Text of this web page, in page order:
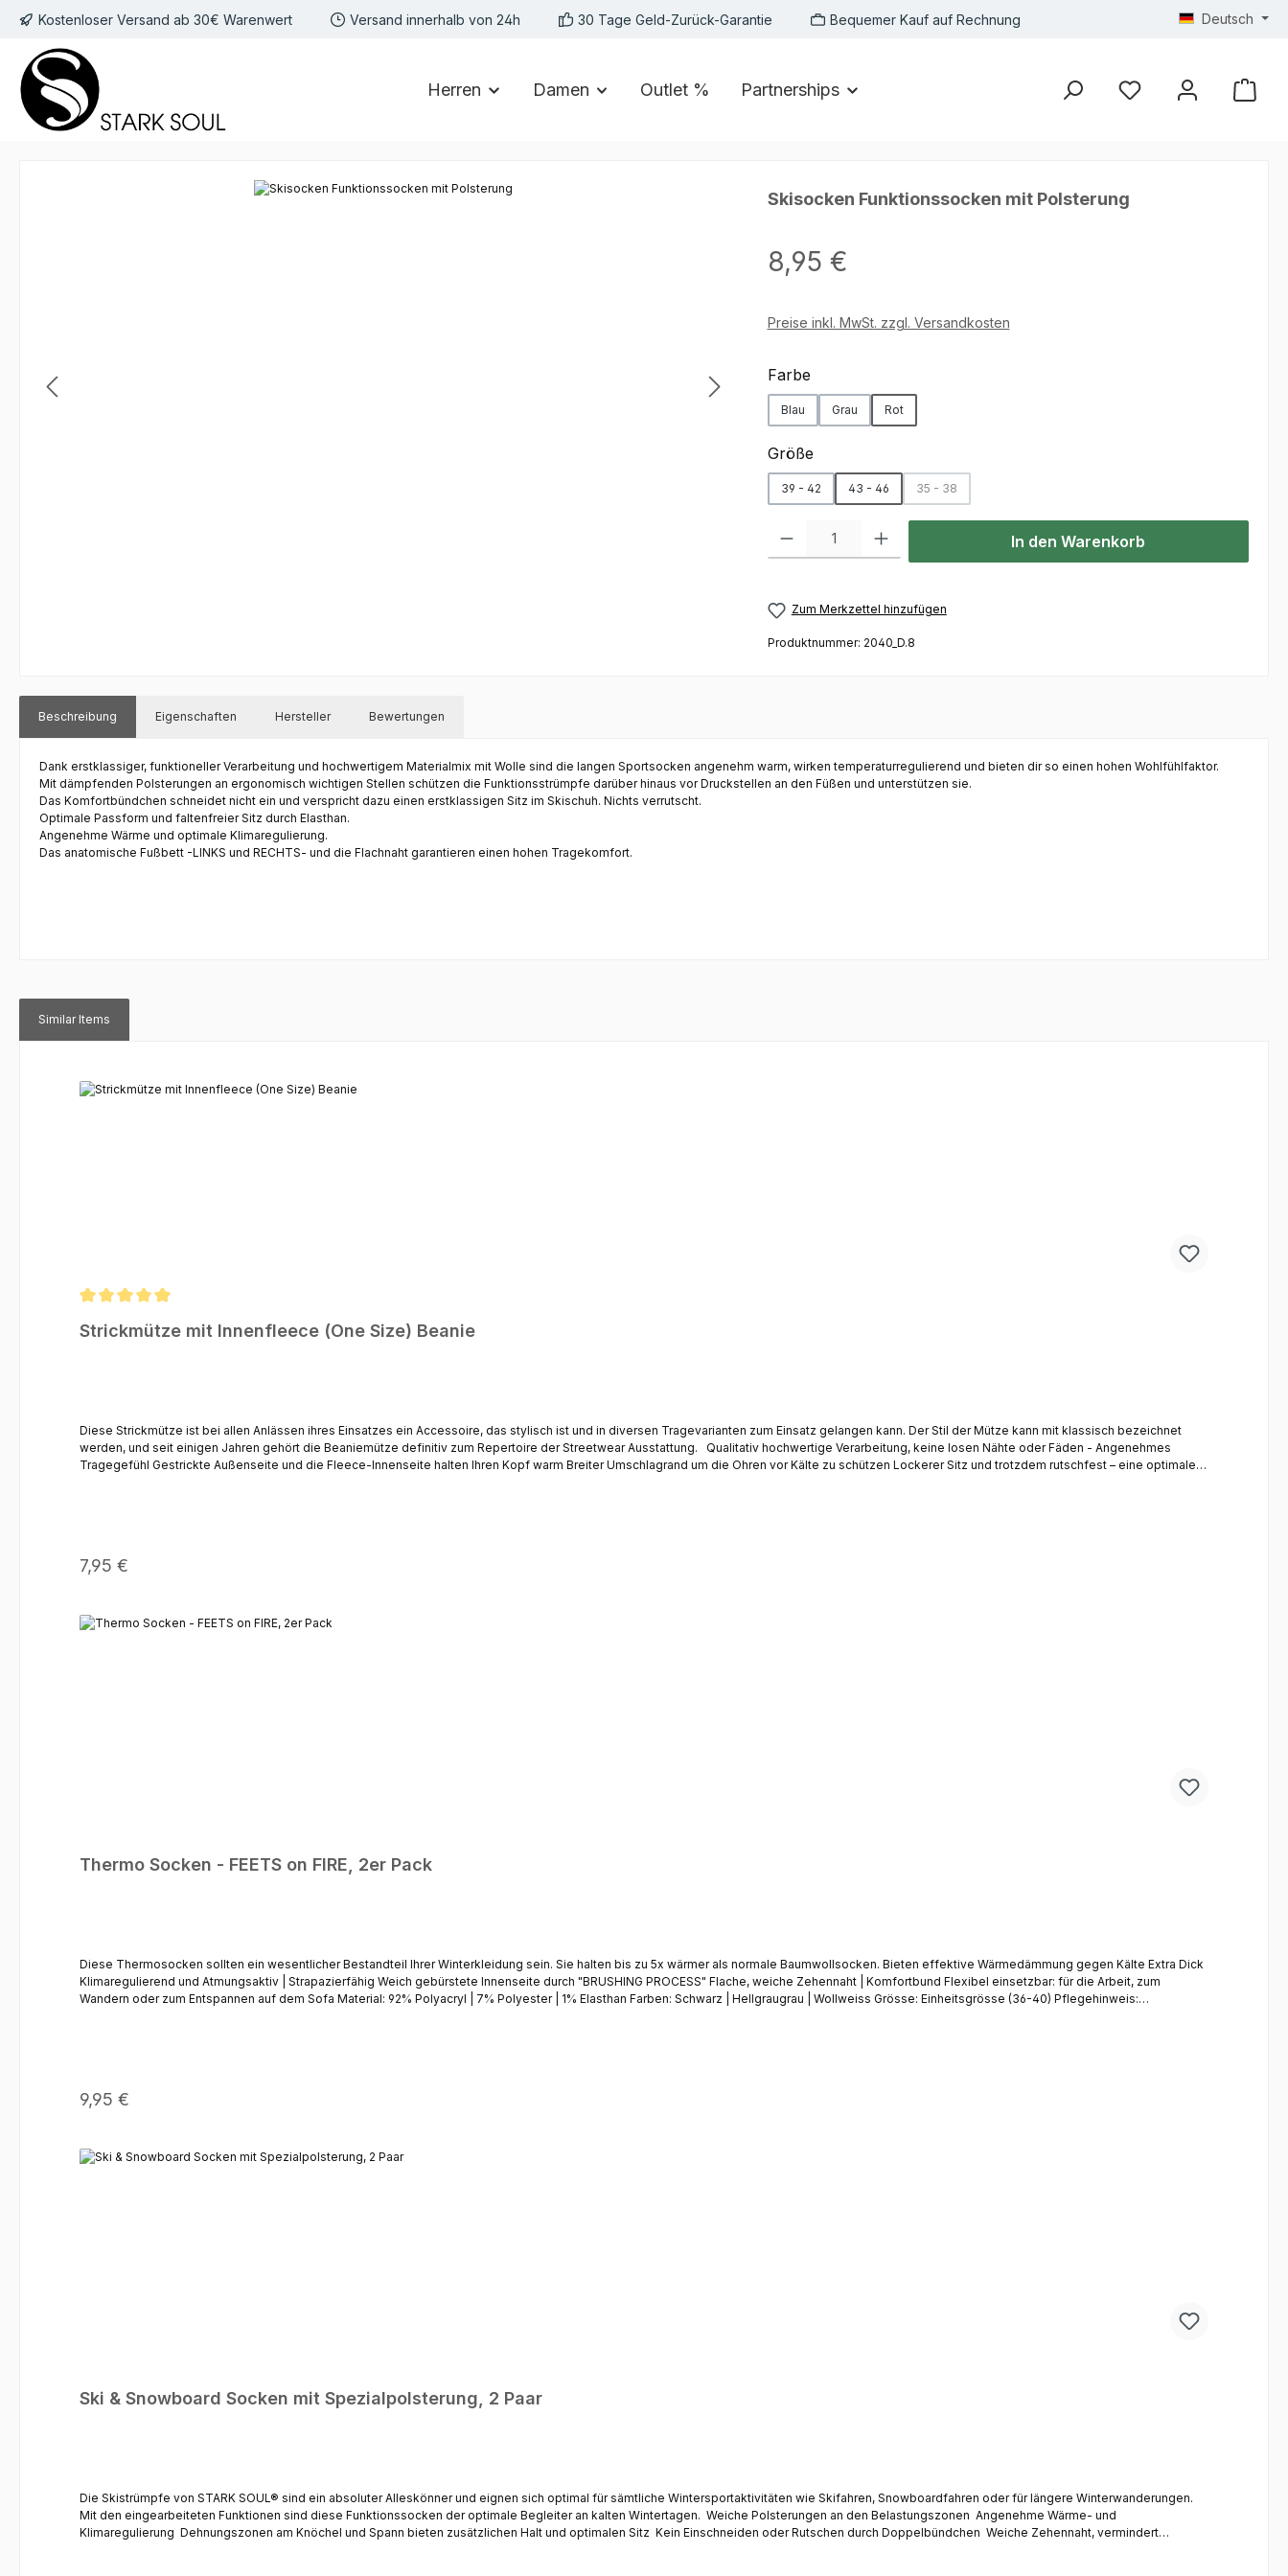
Hauptinhalt springen
Zur Suche springen
Zur Hauptnavigation springen
Kostenloser Versand ab 30€ Warenwert Versand innerhalb von 24h 30 Tage Geld-Zurück-Garantie Bequemer Kauf auf Rechnung Deutsch
Herren Damen Outlet % Partnerships
Skisocken Funktionssocken mit Polsterung
Regulärer Preis:
8,95 €
Preise inkl. MwSt. zzgl. Versandkosten
Farbeauswählen
Blau Grau Rot
Größeauswählen
39 - 42 43 - 46 35 - 38
Produkt Anzahl: Gib den gewünschten Wert ein oder benutze die Schaltflächen
In den Warenkorb
Zum Merkzettel hinzufügen
Produktnummer: 2040_D.8
Beschreibung Eigenschaften Hersteller Bewertungen
Dank erstklassiger, funktioneller Verarbeitung und hochwertigem Materialmix mit Wolle sind die langen Sportsocken angenehm warm, wirken temperaturregulierend und bieten dir so einen hohen Wohlfühlfaktor.
Mit dämpfenden Polsterungen an ergonomisch wichtigen Stellen schützen die Funktionsstrümpfe darüber hinaus vor Druckstellen an den Füßen und unterstützen sie.
Das Komfortbündchen schneidet nicht ein und verspricht dazu einen erstklassigen Sitz im Skischuh. Nichts verrutscht.
Optimale Passform und faltenfreier Sitz durch Elasthan.
Angenehme Wärme und optimale Klimaregulierung.
Das anatomische Fußbett -LINKS und RECHTS- und die Flachnaht garantieren einen hohen Tragekomfort.
Similar Items
Strickmütze mit Innenfleece (One Size) Beanie
Diese Strickmütze ist bei allen Anlässen ihres Einsatzes ein Accessoire, das stylisch ist und in diversen Tragevarianten zum Einsatz gelangen kann. Der Stil der Mütze kann mit klassisch bezeichnet
werden, und seit einigen Jahren gehört die Beaniemütze definitiv zum Repertoire der Streetwear Ausstattung. Qualitativ hochwertige Verarbeitung, keine losen Nähte oder Fäden - Angenehmes
Tragegefühl Gestrickte Außenseite und die Fleece-Innenseite halten Ihren Kopf warm Breiter Umschlagrand um die Ohren vor Kälte zu schützen Lockerer Sitz und trotzdem rutschfest – eine optimale
Regulärer Preis:
7,95 €
Thermo Socken - FEETS on FIRE, 2er Pack
Diese Thermosocken sollten ein wesentlicher Bestandteil Ihrer Winterkleidung sein. Sie halten bis zu 5x wärmer als normale Baumwollsocken. Bieten effektive Wärmedämmung gegen Kälte Extra Dick
Klimaregulierend und Atmungsaktiv | Strapazierfähig Weich gebürstete Innenseite durch "BRUSHING PROCESS" Flache, weiche Zehennaht | Komfortbund Flexibel einsetzbar: für die Arbeit, zum
Wandern oder zum Entspannen auf dem Sofa Material: 92% Polyacryl | 7% Polyester | 1% Elasthan Farben: Schwarz | Hellgraugrau | Wollweiss Grösse: Einheitsgrösse (36-40) Pflegehinweis:
Regulärer Preis:
9,95 €
Ski & Snowboard Socken mit Spezialpolsterung, 2 Paar
Die Skistrümpfe von STARK SOUL® sind ein absoluter Alleskönner und eignen sich optimal für sämtliche Wintersportaktivitäten wie Skifahren, Snowboardfahren oder für längere Winterwanderungen.
Mit den eingearbeiteten Funktionen sind diese Funktionssocken der optimale Begleiter an kalten Wintertagen. Weiche Polsterungen an den Belastungszonen Angenehme Wärme- und
Klimaregulierung Dehnungszonen am Knöchel und Spann bieten zusätzlichen Halt und optimalen Sitz Kein Einschneiden oder Rutschen durch Doppelbündchen Weiche Zehennaht, vermindert